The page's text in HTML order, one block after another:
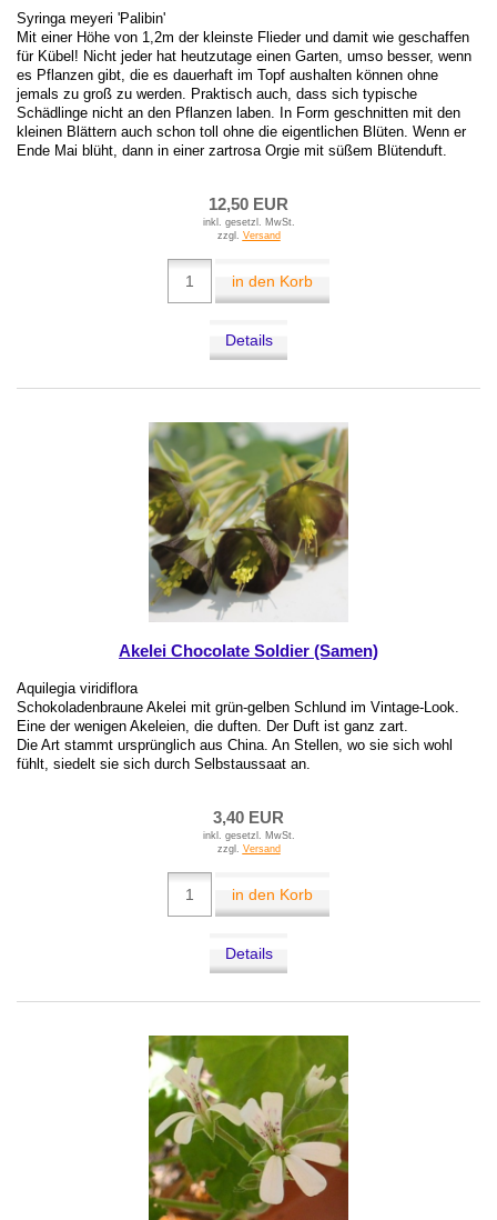
Syringa meyeri 'Palibin'
Mit einer Höhe von 1,2m der kleinste Flieder und damit wie geschaffen
für Kübel! Nicht jeder hat heutzutage einen Garten, umso besser, wenn
es Pflanzen gibt, die es dauerhaft im Topf aushalten können ohne
jemals zu groß zu werden. Praktisch auch, dass sich typische
Schädlinge nicht an den Pflanzen laben. In Form geschnitten mit den
kleinen Blättern auch schon toll ohne die eigentlichen Blüten. Wenn er
Ende Mai blüht, dann in einer zartrosa Orgie mit süßem Blütenduft.
12,50 EUR
inkl. gesetzl. MwSt.
zzgl. Versand
in den Korb
Details
Akelei Chocolate Soldier (Samen)
Aquilegia viridiflora
Schokoladenbraune Akelei mit grün-gelben Schlund im Vintage-Look.
Eine der wenigen Akeleien, die duften. Der Duft ist ganz zart.
Die Art stammt ursprünglich aus China. An Stellen, wo sie sich wohl
fühlt, siedelt sie sich durch Selbstaussaat an.
3,40 EUR
inkl. gesetzl. MwSt.
zzgl. Versand
in den Korb
Details